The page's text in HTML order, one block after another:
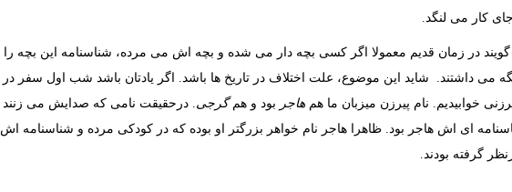
در زمان قدیم معمولا اگر کسی بچه دار می شده و بچه اش می مرده، شناسنامه این بچه را
می داشتند. شاید این موضوع، علت اختلاف در تاریخ ها باشد. اگر یادتان باشد شب اول سفر در
خوابیدیم. نام پیرزن میزبان ما هم هاجر بود و همگرجی. درحقیقت نامی که صدایش می زنند
ای اش هاجر بود. ظاهرا هاجر نام خواهر بزرگتر او بوده که در کودکی مرده و شناسنامه اش
گرفته بودند.